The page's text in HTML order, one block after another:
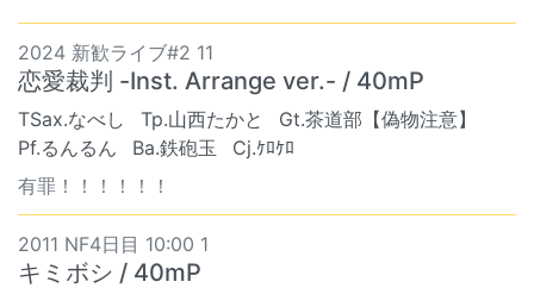
2024 新歓ライブ#2 11
恋愛裁判 -Inst. Arrange ver.- / 40mP
TSax.なべし Tp.山西たかと
Gt.茶道部【偽物注意】
Pf.るんるん
Ba.鉄砲玉
Cj.ｹﾛｹﾛ
有罪！！！！！！
2011 NF4日目 10:00 1
キミボシ / 40mP